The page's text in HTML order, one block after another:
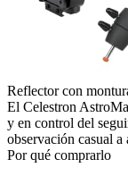
Reflector con
El Celestron
y en control del
observación casual a
Por qué comprarlo